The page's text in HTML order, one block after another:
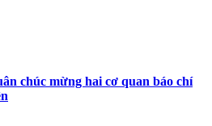
chúc mừng hai cơ quan báo chí